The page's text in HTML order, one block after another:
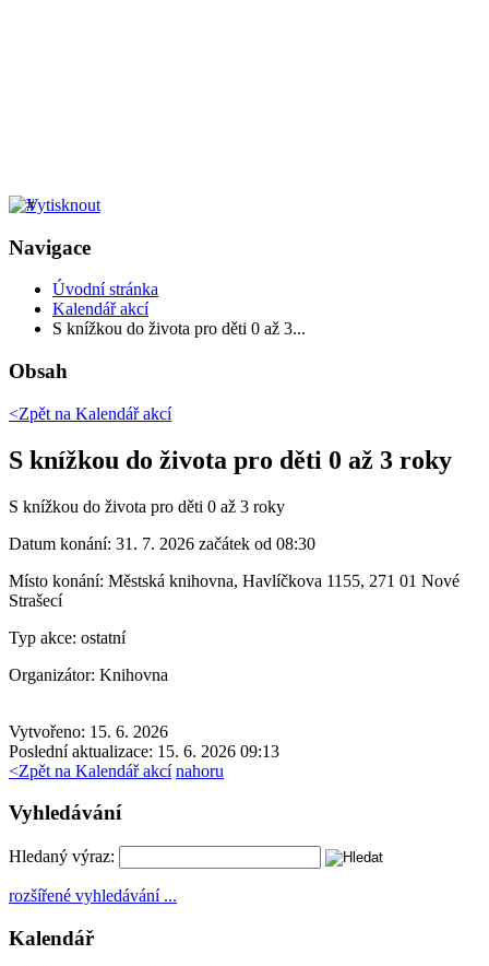
Navigace
Úvodní stránka
Kalendář akcí
S knížkou do života pro děti 0 až 3...
Obsah
<Zpět na Kalendář akcí
S knížkou do života pro děti 0 až 3 roky
S knížkou do života pro děti 0 až 3 roky
Datum konání: 31. 7. 2026 začátek od 08:30
Místo konání: Městská knihovna, Havlíčkova 1155, 271 01 Nové
Strašecí
Typ akce: ostatní
Organizátor: Knihovna
Vytvořeno: 15. 6. 2026
Poslední aktualizace: 15. 6. 2026 09:13
<Zpět na Kalendář akcí nahoru
Vyhledávání
Hledaný výraz:
rozšířené vyhledávání ...
Kalendář